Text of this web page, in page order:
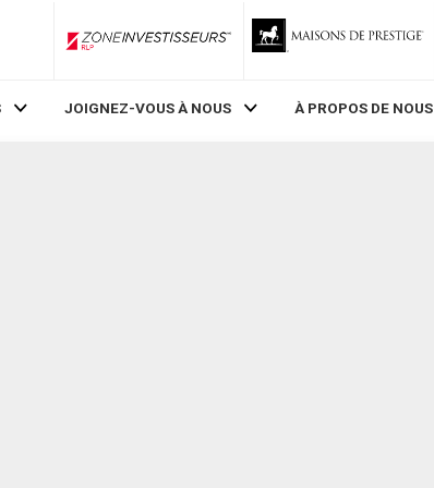
ZoneInvestisseurs RLP
JOIGNEZ-VOUS À NOUS À PROPOS DE NOUS